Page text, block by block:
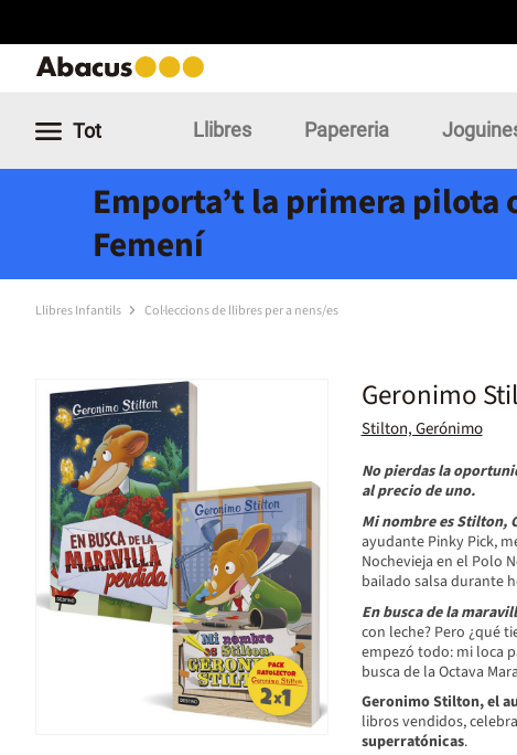
Tot Llibres Papereria
Emporta’t la primera pilota
Femení
Llibres Infantils Col·leccions de llibres per a nens/es
Geronimo
Stilton, Gerónimo
No pierdas la
al precio de uno.
Mi nombre es Stilton,
ayudante Pinky Pick,
Nochevieja en el Polo
bailado salsa durante
En busca de la
con leche? Pero ¿qué
empezó todo: mi loca
busca de la Octava
Geronimo Stilton, el
libros vendidos,
superratónicas.